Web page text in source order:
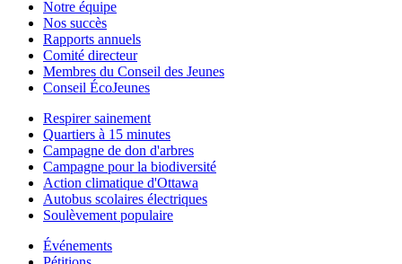
Notre équipe
Nos succès
Rapports annuels
Comité directeur
Membres du Conseil des Jeunes
Conseil ÉcoJeunes
Respirer sainement
Quartiers à 15 minutes
Campagne de don d'arbres
Campagne pour la biodiversité
Action climatique d'Ottawa
Autobus scolaires électriques
Soulèvement populaire
Événements